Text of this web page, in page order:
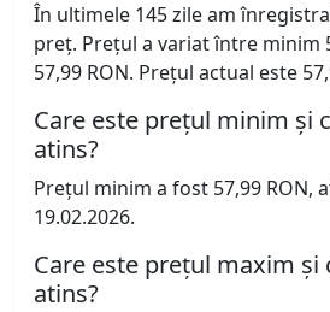
În ultimele 145 zile am
preț. Prețul a variat între minim
57,99 RON. Prețul actual este
Care este prețul minim și
atins?
Prețul minim a fost 57,99 RON,
19.02.2026.
Care este prețul maxim și
atins?